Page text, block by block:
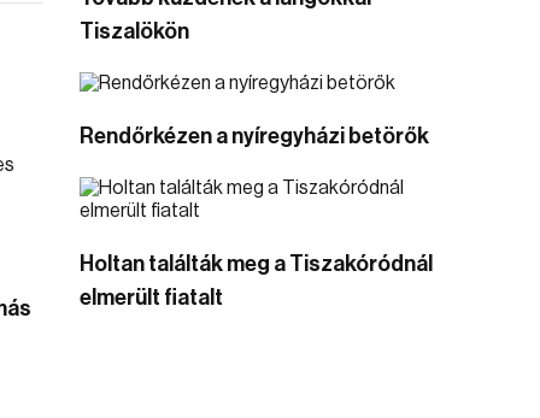
Tiszalökön
Rendőrkézen a nyíregyházi betörők
Holtan találták meg a Tiszakóródnál
elmerült fiatalt